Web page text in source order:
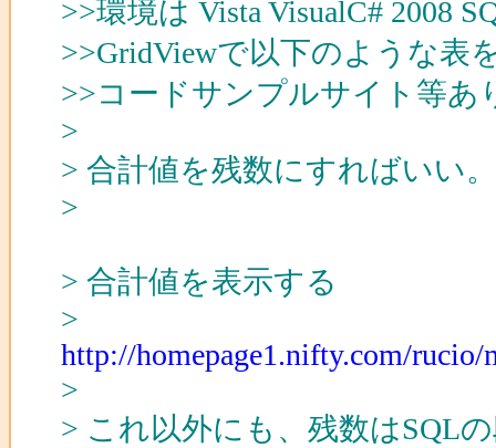
>>環境は Vista VisualC# 2008
>>GridViewで以下のような表
>>コードサンプルサイト等
>
> 合計値を残数にすればいい
>
> 合計値を表示する
>
http://homepage1.nifty.com/
>
> これ以外にも、残数はSQL